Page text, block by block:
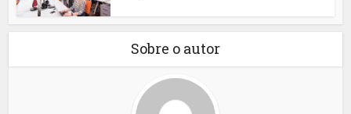
Sobre o autor